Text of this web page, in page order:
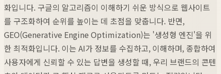
화입니다. 구글의 알고리즘이 이해하기 쉬운 방식으로 웹사이트
를 구조화하여 순위를 높이는 데 초점을 맞춥니다. 반면,
GEO(Generative Engine Optimization)는 '생성형 엔진'을 위
한 최적화입니다. 이는 AI가 정보를 수집하고, 이해하며, 종합하여
사용자에게 신뢰할 수 있는 답변을 생성할 때, 우리 브랜드의 콘텐